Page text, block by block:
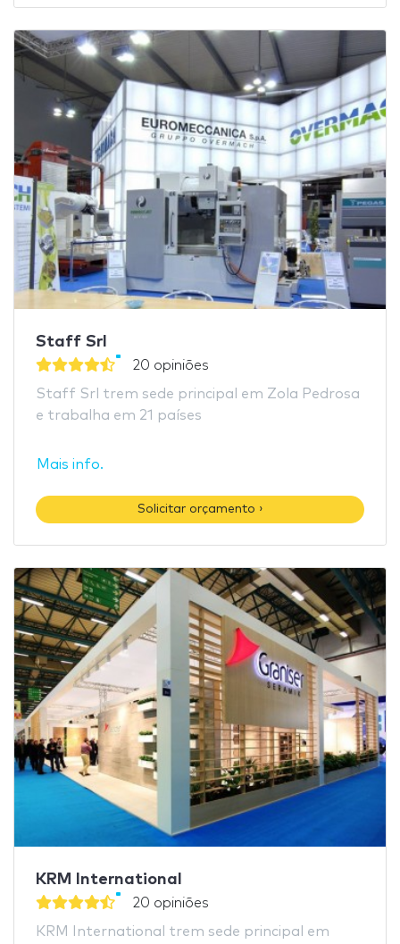
Staff Srl
20 opiniões
Staff Srl trem sede principal em Zola Pedrosa
e trabalha em 21 países
Mais info.
Solicitar orçamento ›
KRM International
20 opiniões
KRM International trem sede principal em